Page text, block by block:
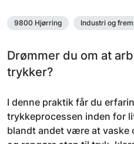
9800 Hjørring Industri og
Drømmer du om at
trykker?
I denne praktik får du
trykkeprocessen inden for
blandt andet være at vaske